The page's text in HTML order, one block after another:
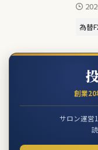
為替
創業20
サロン運営